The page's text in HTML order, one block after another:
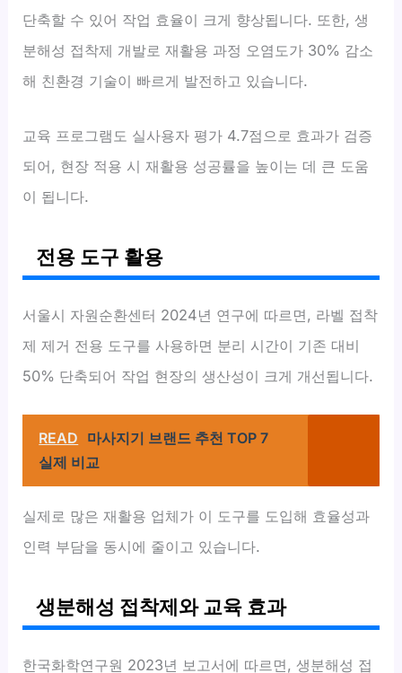
단축할 수 있어 작업 효율이 크게 향상됩니다. 또한, 생
분해성 접착제 개발로 재활용 과정 오염도가 30% 감소
해 친환경 기술이 빠르게 발전하고 있습니다.
교육 프로그램도 실사용자 평가 4.7점으로 효과가 검증
되어, 현장 적용 시 재활용 성공률을 높이는 데 큰 도움
이 됩니다.
전용 도구 활용
서울시 자원순환센터 2024년 연구에 따르면, 라벨 접착
제 제거 전용 도구를 사용하면 분리 시간이 기존 대비
50% 단축되어 작업 현장의 생산성이 크게 개선됩니다.
READ 마사지기 브랜드 추천 TOP 7
실제 비교
실제로 많은 재활용 업체가 이 도구를 도입해 효율성과
인력 부담을 동시에 줄이고 있습니다.
생분해성 접착제와 교육 효과
한국화학연구원 2023년 보고서에 따르면, 생분해성 접